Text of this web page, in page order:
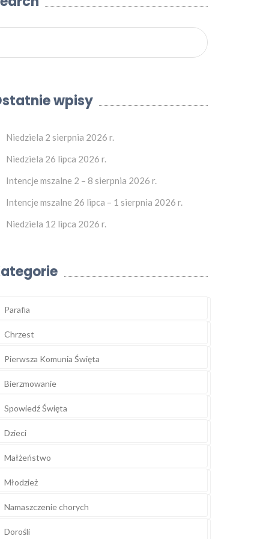
wpisy
Niedziela 2 sierpnia 2026 r.
Niedziela 26 lipca 2026 r.
Intencje mszalne 2 – 8 sierpnia 2026 r.
Intencje mszalne 26 lipca – 1 sierpnia 2026 r.
Niedziela 12 lipca 2026 r.
Parafia
Chrzest
Pierwsza Komunia Święta
Bierzmowanie
Spowiedź Święta
Dzieci
Małżeństwo
Młodzież
Namaszczenie chorych
Dorośli